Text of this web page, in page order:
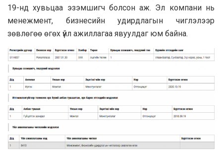
19-нд хувьцаа эзэмшигч болсон аж. Эл компани нь
менежмент, бизнесийн удирдлагын чиглэлээр
зөвлөгөө өгөх үйл ажиллагаа явуулдаг юм байна.